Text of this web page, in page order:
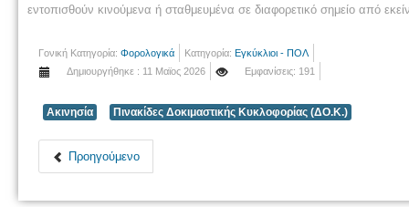
εντοπισθούν κινούμενα ή σταθμευμένα σε διαφορετικό σημείο από
Γονική Κατηγορία: Φορολογικά Κατηγορία: Εγκύκλιοι - ΠΟΛ
Δημιουργήθηκε : 11 Μαϊος 2026
Εμφανίσεις: 191
Ακινησία Πινακίδες Δοκιμαστικής Κυκλοφορίας (ΔΟ.Κ.)
Προηγούμενο